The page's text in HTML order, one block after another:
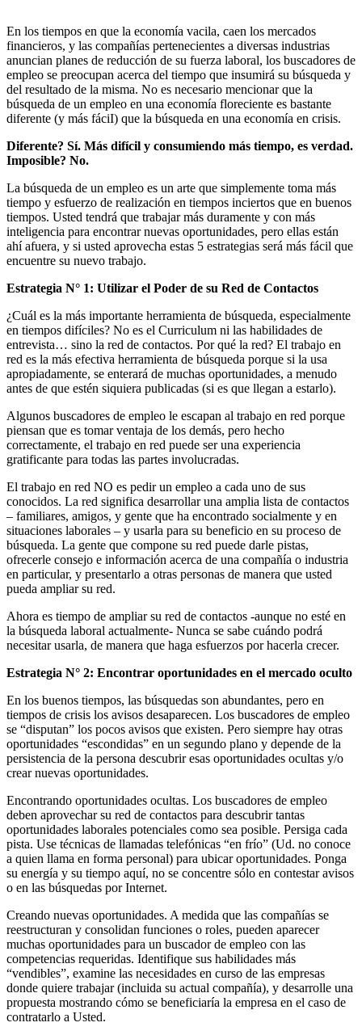
En los tiempos en que la economía vacila, caen los mercados
financieros, y las compañías pertenecientes a diversas industrias
anuncian planes de reducción de su fuerza laboral, los buscadores de
empleo se preocupan acerca del tiempo que insumirá su búsqueda y
del resultado de la misma. No es necesario mencionar que la
búsqueda de un empleo en una economía floreciente es bastante
diferente (y más fáciI) que la búsqueda en una economía en crisis.
Diferente? Sí. Más difícil y consumiendo más tiempo, es verdad.
Imposible? No.
La búsqueda de un empleo es un arte que simplemente toma más
tiempo y esfuerzo de realización en tiempos inciertos que en buenos
tiempos. Usted tendrá que trabajar más duramente y con más
inteligencia para encontrar nuevas oportunidades, pero ellas están
ahí afuera, y si usted aprovecha estas 5 estrategias será más fácil que
encuentre su nuevo trabajo.
Estrategia N° 1: Utilizar el Poder de su Red de Contactos
¿Cuál es la más importante herramienta de búsqueda, especialmente
en tiempos difíciles? No es el Curriculum ni las habilidades de
entrevista… sino la red de contactos. Por qué la red? El trabajo en
red es la más efectiva herramienta de búsqueda porque si la usa
apropiadamente, se enterará de muchas oportunidades, a menudo
antes de que estén siquiera publicadas (si es que llegan a estarlo).
Algunos buscadores de empleo le escapan al trabajo en red porque
piensan que es tomar ventaja de los demás, pero hecho
correctamente, el trabajo en red puede ser una experiencia
gratificante para todas las partes involucradas.
El trabajo en red NO es pedir un empleo a cada uno de sus
conocidos. La red significa desarrollar una amplia lista de contactos
– familiares, amigos, y gente que ha encontrado socialmente y en
situaciones laborales – y usarla para su beneficio en su proceso de
búsqueda. La gente que compone su red puede darle pistas,
ofrecerle consejo e información acerca de una compañía o industria
en particular, y presentarlo a otras personas de manera que usted
pueda ampliar su red.
Ahora es tiempo de ampliar su red de contactos -aunque no esté en
la búsqueda laboral actualmente- Nunca se sabe cuándo podrá
necesitar usarla, de manera que haga esfuerzos por hacerla crecer.
Estrategia N° 2: Encontrar oportunidades en el mercado oculto
En los buenos tiempos, las búsquedas son abundantes, pero en
tiempos de crisis los avisos desaparecen. Los buscadores de empleo
se “disputan” los pocos avisos que existen. Pero siempre hay otras
oportunidades “escondidas” en un segundo plano y depende de la
persistencia de la persona descubrir esas oportunidades ocultas y/o
crear nuevas oportunidades.
Encontrando oportunidades ocultas. Los buscadores de empleo
deben aprovechar su red de contactos para descubrir tantas
oportunidades laborales potenciales como sea posible. Persiga cada
pista. Use técnicas de llamadas telefónicas “en frío” (Ud. no conoce
a quien llama en forma personal) para ubicar oportunidades. Ponga
su energía y su tiempo aquí, no se concentre sólo en contestar avisos
o en las búsquedas por Internet.
Creando nuevas oportunidades. A medida que las compañías se
reestructuran y consolidan funciones o roles, pueden aparecer
muchas oportunidades para un buscador de empleo con las
competencias requeridas. Identifique sus habilidades más
“vendibles”, examine las necesidades en curso de las empresas
donde quiere trabajar (incluida su actual compañía), y desarrolle una
propuesta mostrando cómo se beneficiaría la empresa en el caso de
contratarlo a Usted.